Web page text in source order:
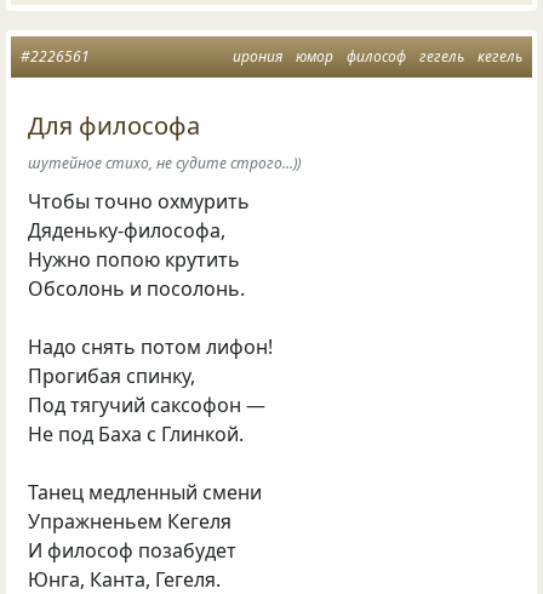
ирония юмор философ гегель кегель
#2226561
Для философа
шутейное стихо, не судите строго...))
Чтобы точно охмурить
Дяденьку-философа,
Нужно попою крутить
Обсолонь и посолонь.
Надо снять потом лифон!
Прогибая спинку,
Под тягучий саксофон —
Не под Баха с Глинкой.
Танец медленный смени
Упражненьем Кегеля
И философ позабудет
Юнга, Канта, Гегеля.